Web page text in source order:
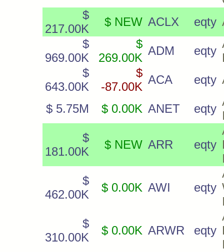
$
217.00K
$ NEW ACLX eqty
$
969.00K
$
269.00K
ADM eqty
$
643.00K
$
-87.00K
ACA eqty
$ 5.75M $ 0.00K ANET eqty
$
181.00K
$ NEW ARR eqty
$
462.00K
$ 0.00K AWI eqty
$
310.00K
$ 0.00K ARWR eqty